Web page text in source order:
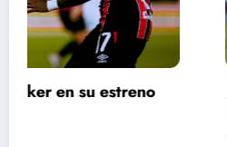
Alajuelense abre el
Pococí con la